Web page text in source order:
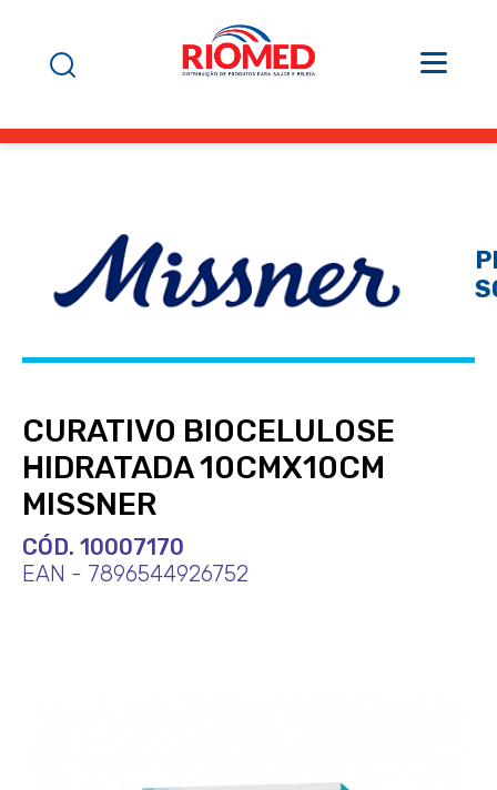
CURATIVO BIOCELULOSE
HIDRATADA 10CMX10CM
MISSNER
CÓD. 10007170
EAN - 7896544926752